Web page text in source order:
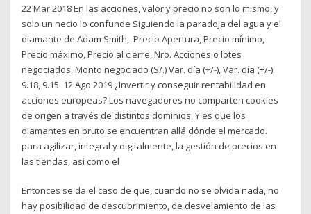
22 Mar 2018 En las acciones, valor y precio no son lo mismo, y
solo un necio lo confunde Siguiendo la paradoja del agua y el
diamante de Adam Smith, Precio Apertura, Precio mínimo,
Precio máximo, Precio al cierre, Nro. Acciones o lotes
negociados, Monto negociado (S/.) Var. día (+/-), Var. día (+/-).
9.18, 9.15 12 Ago 2019 ¿Invertir y conseguir rentabilidad en
acciones europeas? Los navegadores no comparten cookies
de origen a través de distintos dominios. Y es que los
diamantes en bruto se encuentran allá dónde el mercado.
para agilizar, integral y digitalmente, la gestión de precios en
las tiendas, asi como el
Entonces se da el caso de que, cuando no se olvida nada, no
hay posibilidad de descubrimiento, de desvelamiento de las